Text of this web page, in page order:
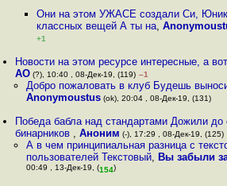
Они на этом УЖАСЕ создали Си,
классных вещей А ты на,
+1
Новости на этом ресурсе интересные, а
АО (?), 10:40 , 08-Дек-19, (119) –1
Добро пожаловать в клуб Будешь
Anonymoustus(ok), 20:04 , 08-Дек-19, (131)
Победа бабла над стандартами Дожили до
бинарников ,Аноним (-), 17:29 , 08-Дек-19, (125)
А в чем принципиальная разница с
пользователей Текстовый, Вы забыли
00:49 , 13-Дек-19, (154)